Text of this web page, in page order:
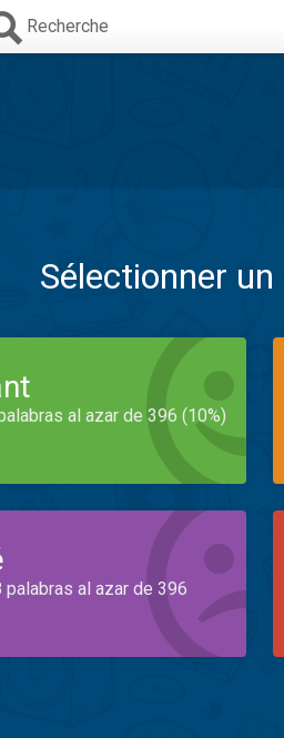
Recherche
Sélectionner
al azar de 396 (10%)
palabras al azar de 396